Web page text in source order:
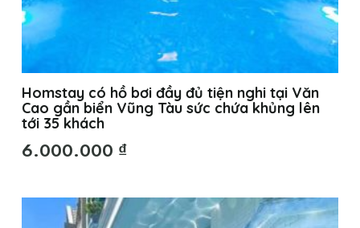
Homstay có hồ bơi đầy đủ tiện nghi tại Văn
Cao gần biển Vũng Tàu sức chứa khủng lên
tới 35 khách
6.000.000 ₫